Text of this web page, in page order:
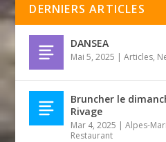
DERNIERS ARTICLES
DANSEA
Mai 5, 2025 |Articles,
Bruncher le
Rivage
Mar 4, 2025 |Alpes-
Restaurant